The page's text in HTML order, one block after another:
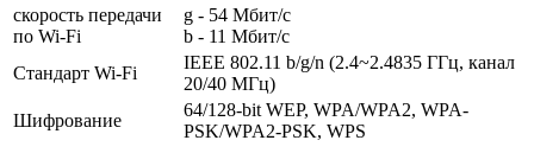
скорость передачи
по Wi-Fi
g - 54 Мбит/с
b - 11 Мбит/с
Стандарт Wi-Fi
IEEE 802.11 b/g/n (2.4~2.4835 ГГц, канал
20/40 МГц)
Шифрование
64/128-bit WEP, WPA/WPA2, WPA-
PSK/WPA2-PSK, WPS